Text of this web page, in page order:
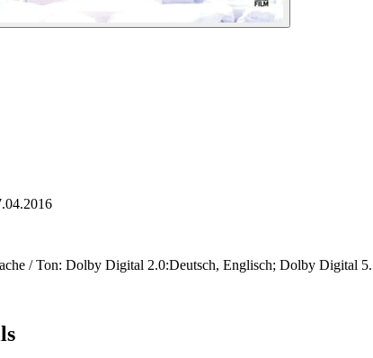
/ Ton: Dolby Digital 2.0:Deutsch, Englisch; Dolby Digital